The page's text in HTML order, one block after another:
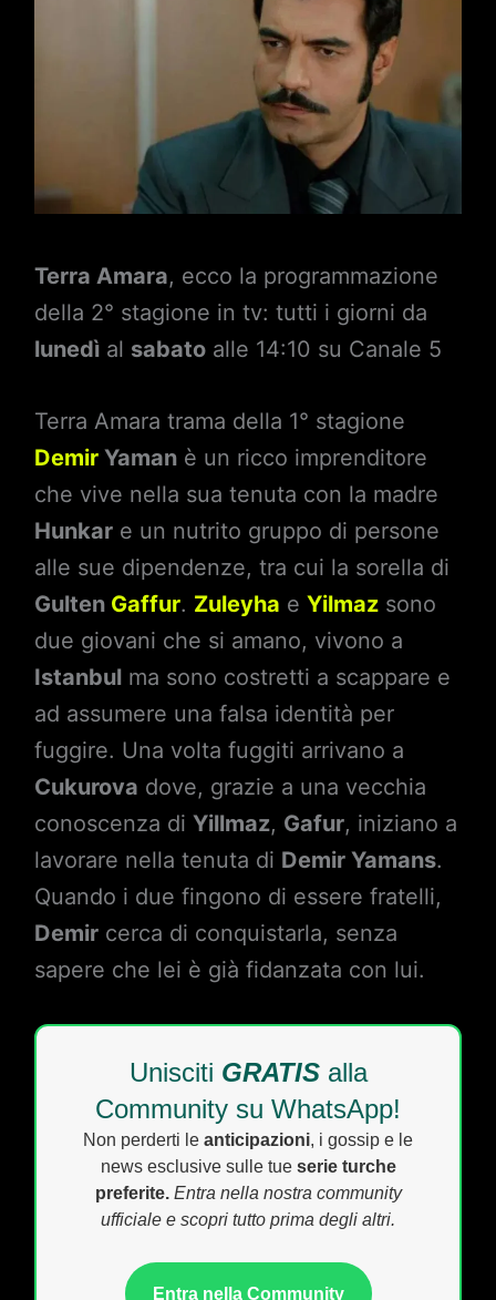
Terra Amara, ecco la programmazione
della 2° stagione in tv: tutti i giorni da
lunedìal sabatoalle 14:10 su Canale 5
Terra Amara trama della 1° stagione
DemirYamanè un ricco imprenditore
che vive nella sua tenuta con la madre
Hunkare un nutrito gruppo di persone
alle sue dipendenze, tra cui la sorella di
Gulten Gaffur. Zuleyha e Yilmazsono
due giovani che si amano, vivono a
Istanbul ma sono costretti a scappare e
ad assumere una falsa identità per
fuggire. Una volta fuggiti arrivano a
Cukurova dove, grazie a una vecchia
conoscenza di Yillmaz, Gafur, iniziano a
lavorare nella tenuta di Demir Yamans.
Quando i due fingono di essere fratelli,
Demircerca di conquistarla, senza
sapere che lei è già fidanzata con lui.
Unisciti GRATISalla
Community su WhatsApp!
Non perderti le anticipazioni, i gossip e le
news esclusive sulle tue serie turche
preferite. Entra nella nostra community
ufficiale e scopri tutto prima degli altri.
Entra nella Community